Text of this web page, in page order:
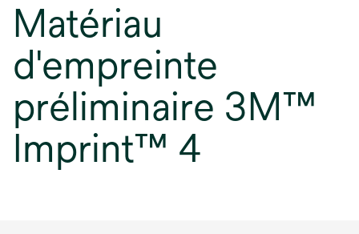
Matériau
d'empreinte
préliminaire 3M™
Imprint™ 4